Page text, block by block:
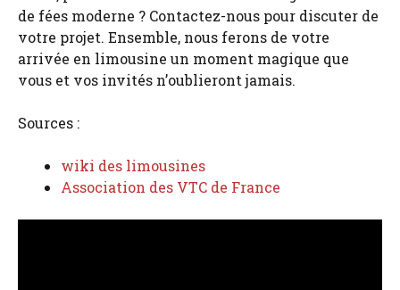
de fées moderne ? Contactez-nous pour discuter de
votre projet. Ensemble, nous ferons de votre
arrivée en limousine un moment magique que
vous et vos invités n’oublieront jamais.
Sources :
wiki des limousines
Association des VTC de France